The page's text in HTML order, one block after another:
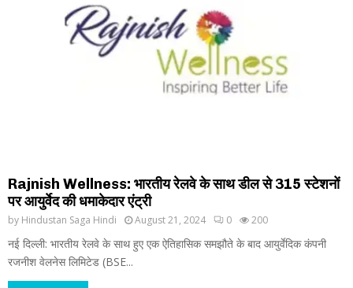
Rajnish Wellness: भारतीय रेलवे के साथ डील से 315 स्टेशनों
पर आयुर्वेद की धमाकेदार एंट्री
by Hindustan Saga Hindi August 21, 2024 0 200
नई दिल्ली: भारतीय रेलवे के साथ हुए एक ऐतिहासिक समझौते के बाद आयुर्वेदिक कंपनी
रजनीश वेलनेस लिमिटेड (BSE...